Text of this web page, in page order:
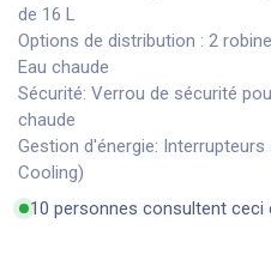
de 16 L
Options de distribution : 2
Eau chaude
Sécurité: Verrou de sécurité
chaude
Gestion d'énergie:
Cooling)
10 personnes consultent ceci